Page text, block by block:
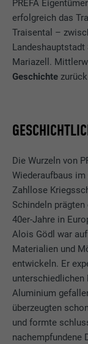
PREFA
erfolgreich das
Traisental –
Mariazell.
Geschichte zurück.
Die Wurzeln von
Wiederaufbaus
Zahllose
Schindeln
40er-Jahre in
Alois Gödl war
Materialien und
entwickeln. Er
unterschiedlichen
Aluminium
überzeugten
und formte
nachempfundene